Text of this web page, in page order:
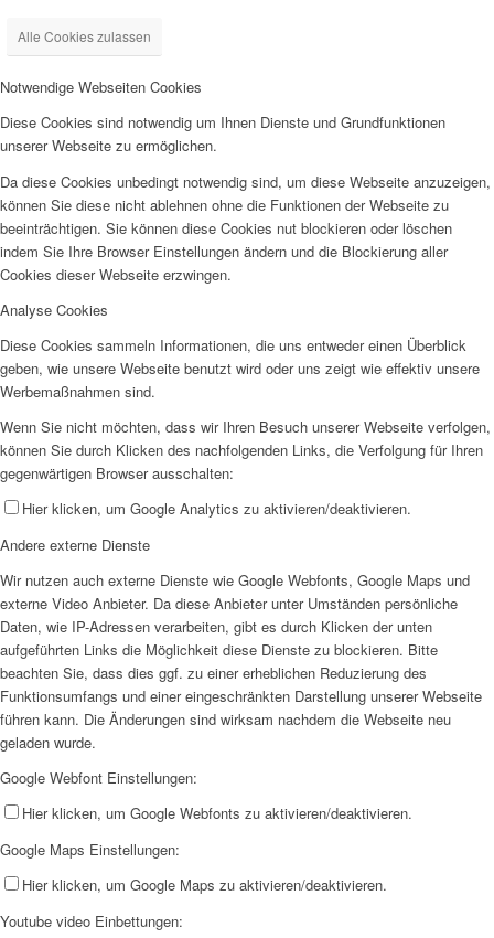
Alle Cookies zulassen
Notwendige Webseiten Cookies
Diese Cookies sind notwendig um Ihnen Dienste und Grundfunktionen
unserer Webseite zu ermöglichen.
Da diese Cookies unbedingt notwendig sind, um diese Webseite anzuzeigen,
können Sie diese nicht ablehnen ohne die Funktionen der Webseite zu
beeinträchtigen. Sie können diese Cookies nut blockieren oder löschen
indem Sie Ihre Browser Einstellungen ändern und die Blockierung aller
Cookies dieser Webseite erzwingen.
Analyse Cookies
Diese Cookies sammeln Informationen, die uns entweder einen Überblick
geben, wie unsere Webseite benutzt wird oder uns zeigt wie effektiv unsere
Werbemaßnahmen sind.
Wenn Sie nicht möchten, dass wir Ihren Besuch unserer Webseite verfolgen,
können Sie durch Klicken des nachfolgenden Links, die Verfolgung für Ihren
gegenwärtigen Browser ausschalten:
Hier klicken, um Google Analytics zu aktivieren/deaktivieren.
Andere externe Dienste
Wir nutzen auch externe Dienste wie Google Webfonts, Google Maps und
externe Video Anbieter. Da diese Anbieter unter Umständen persönliche
Daten, wie IP-Adressen verarbeiten, gibt es durch Klicken der unten
aufgeführten Links die Möglichkeit diese Dienste zu blockieren. Bitte
beachten Sie, dass dies ggf. zu einer erheblichen Reduzierung des
Funktionsumfangs und einer eingeschränkten Darstellung unserer Webseite
führen kann. Die Änderungen sind wirksam nachdem die Webseite neu
geladen wurde.
Google Webfont Einstellungen:
Hier klicken, um Google Webfonts zu aktivieren/deaktivieren.
Google Maps Einstellungen:
Hier klicken, um Google Maps zu aktivieren/deaktivieren.
Youtube video Einbettungen: